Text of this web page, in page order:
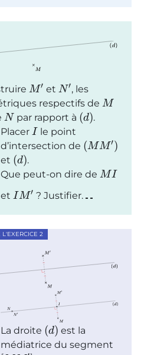
M′ etN′, les
respectifs de M
N par rapport à (d).
Placer Ile point
d’intersection de (MM′)
et (d).
Que peut-on dire de MI
et IM′ ? Justifier.
La droite (d) est la
médiatrice du segment